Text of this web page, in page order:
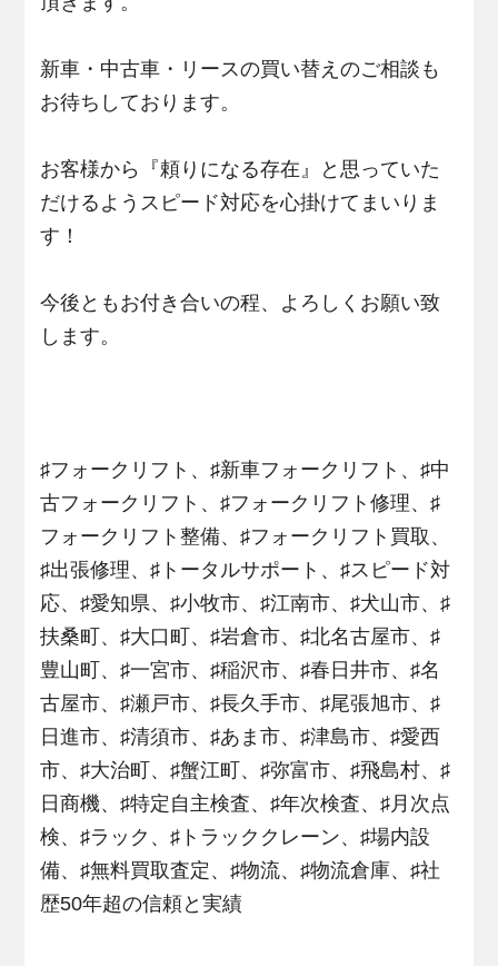
新車・中古車・リースの買い替えのご相談も
お待ちしております。
お客様から『頼りになる存在』と思っていた
だけるようスピード対応を心掛けてまいりま
す！
今後ともお付き合いの程、よろしくお願い致
します。
♯フォークリフト、♯新車フォークリフト、♯中
古フォークリフト、♯フォークリフト修理、♯
フォークリフト整備、♯フォークリフト買取、
♯出張修理、♯トータルサポート、♯スピード対
応、♯愛知県、♯小牧市、♯江南市、♯犬山市、♯
扶桑町、♯大口町、♯岩倉市、♯北名古屋市、♯
豊山町、♯一宮市、♯稲沢市、♯春日井市、♯名
古屋市、♯瀬戸市、♯長久手市、♯尾張旭市、♯
日進市、♯清須市、♯あま市、♯津島市、♯愛西
市、♯大治町、♯蟹江町、♯弥富市、♯飛島村、♯
日商機、♯特定自主検査、♯年次検査、♯月次点
検、♯ラック、♯トラッククレーン、♯場内設
備、♯無料買取査定、♯物流、♯物流倉庫、♯社
歴50年超の信頼と実績